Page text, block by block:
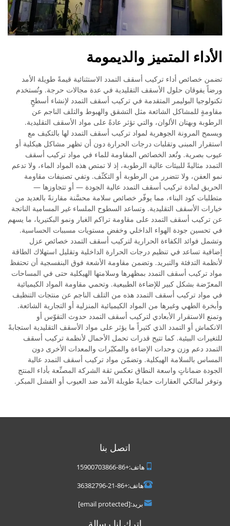
الأداء المتميز والديمومة
تضمن خصائص أداء تركيب أسقف التمدد الاستثنائية قيمةً طويلة الأمد
ورضاً يفوقان حلول الأسقف التقليدية في عدة مجالات حرجة. وتُستخدم
تكنولوجيا البوليمر المتقدمة في تركيب أسقف التمدد لإنشاء أسطحٍ
مقاومةٍ للمشاكل الشائعة مثل التشقق والهبوط والتلف الناجم عن
الرطوبة وبهتان الألوان، والتي تؤثر عادةً على مواد الأسقف التقليدية.
ويسمح المرونة الجوهرية لمواد تركيب أسقف التمدد لها بالتكيف مع
استقرار المبنى وتقلبات درجات الحرارة دون أن تظهر مشاكل هيكلية أو
عيوب بصرية. وتُعد الخصائص المقاومة للماء في مواد تركيب أسقف
التمدد مثاليةً للبيئات عالية الرطوبة، إذ لا تمتص هذه المواد الماء، ولا تدعم
نمو العفن، ولا تتضرر من الرطوبة أو التكثّف. وتفي تصنيفات مقاومة
الحريق لمادة تركيب أسقف التمدد عالية الجودة — أو تتجاوزها —
متطلبات كود البناء، مما يوفّر خصائص سلامة محسَّنة مقارنةً بالعديد من
خيارات الأسقف التقليدية. وتساعد السطوح الملساء غير المسامية الناتجة
عن تركيب أسقف التمدد على مقاومة تراكم الغبار ونمو البكتيريا، ما يسهم
في تحسين جودة الهواء الداخلي وخفض مستويات مسببات الحساسية.
وتشمل فوائد الكفاءة الحرارية لتركيب أسقف التمدد خصائص عزل
إضافية تساعد في تنظيم درجات الحرارة الداخلية وتقليل استهلاك الطاقة
لأنظمة التدفئة والتبريد. وتضمن مقاومة الأشعة فوق البنفسجية أن تحتفظ
مواد تركيب أسقف التمدد بمظهرها وسلامتها الهيكلية حتى في المساحات
المعرّضة بشكل كبير للإضاءة الطبيعية. وتحمي مقاومة المواد الكيميائية
في مواد تركيب أسقف التمدد هذه من التلف الناجم عن منتجات التنظيف
وأبخرة الطهي وغيرها من المواد الكيميائية المنزلية أو التجارية الشائعة.
وتمنع الاستقرار الأبعادي لتركيب أسقف التمدد حدوث التقوّس أو
الانكماش أو التمدد الذي كثيراً ما يؤثر على مواد الأسقف التقليدية استجابةً
للتغيرات البيئية. كما تتيح قدرات تحمل الأحمال لأنظمة تركيب أسقف
التمدد دعم وزن وحدات الإضاءة والمكبّرات والمعدات الأخرى دون
المساس بالسلامة الهيكلية. وتضمّن مواد تركيب أسقف التمدد عالية
الجودة ضماناتٍ واسعة النطاق تعكس ثقة الشركة المصنِّعة بأداء المنتج
وتوفر لمالكي العقارات حمايةً طويلة الأمد ضد العيوب أو الفشل المبكر.
اتصل بنا
هاتف:+86-15900703866
هاتف:+86-21-36382796
بريد:[email protected]
اترك لنا رسالة